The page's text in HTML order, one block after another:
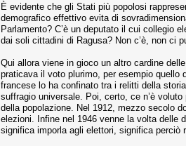
È evidente che gli Stati più popolosi
demografico effettivo evita di
Parlamento? C’è un deputato il cui collegio
dai soli cittadini di Ragusa? Non c’è, non ci
Qui allora viene in gioco un altro cardine
praticava il voto plurimo, per esempio quello
francese lo ha confinato tra i relitti della
suffragio universale. Poi, certo, ce n’è
della popolazione. Nel 1912, mezzo secolo
elezioni. Infine nel 1946 venne la volta delle
significa imporla agli elettori, significa perciò